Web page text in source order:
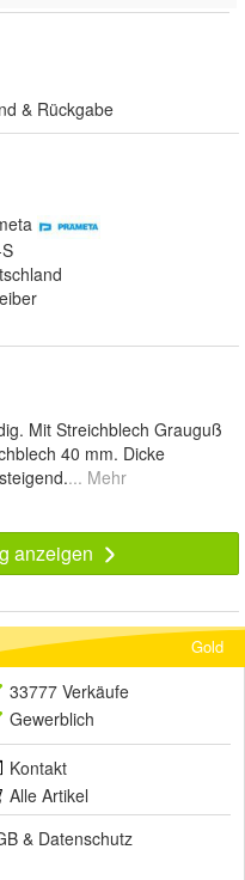
& Rückgabe
Mit Streichblech Grauguß
40 mm. Dicke
... Mehr
anzeigen
Gold
33777 Verkäufe
Gewerblich
Kontakt
Alle Artikel
& Datenschutz